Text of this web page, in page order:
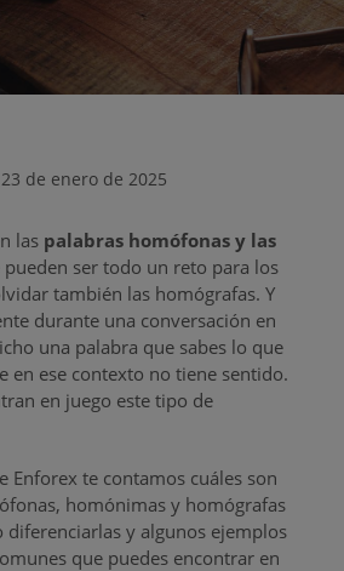
de enero de 2025
las palabras homófonas y las
ser todo un reto para los
también las homógrafas. Y
durante una conversación en
una palabra que sabes lo que
en ese contexto no tiene sentido.
en juego este tipo de
Enforex te contamos cuáles son
homónimas y homógrafas
diferenciarlas y algunos ejemplos
que puedes encontrar en